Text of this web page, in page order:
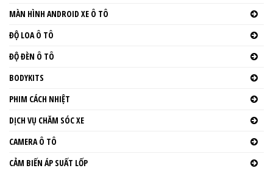
MÀN HÌNH ANDROID XE Ô TÔ
ĐỘ LOA Ô TÔ
ĐỘ ĐÈN Ô TÔ
BODYKITS
PHIM CÁCH NHIỆT
DỊCH VỤ CHĂM SÓC XE
CAMERA Ô TÔ
CẢM BIẾN ÁP SUẤT LỐP